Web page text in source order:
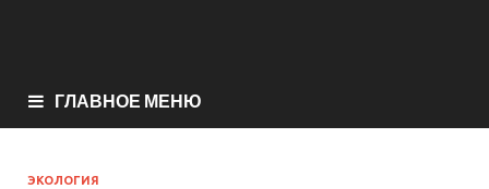
ГЛАВНОЕ МЕНЮ
ЭКОЛОГИЯ